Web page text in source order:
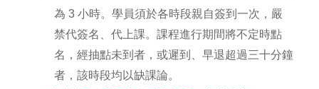
為 3 小時。學員須於各時段親自簽到一次，嚴
禁代簽名、代上課。課程進行期間將不定時點
名，經抽點未到者，或遲到、早退超過三十分鐘
者，該時段均以缺課論。